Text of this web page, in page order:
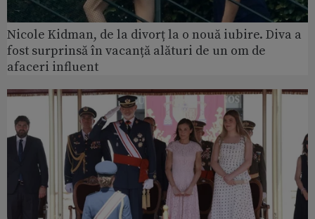
Nicole Kidman, de la divorț la o nouă iubire. Diva a
fost surprinsă în vacanță alături de un om de
afaceri influent